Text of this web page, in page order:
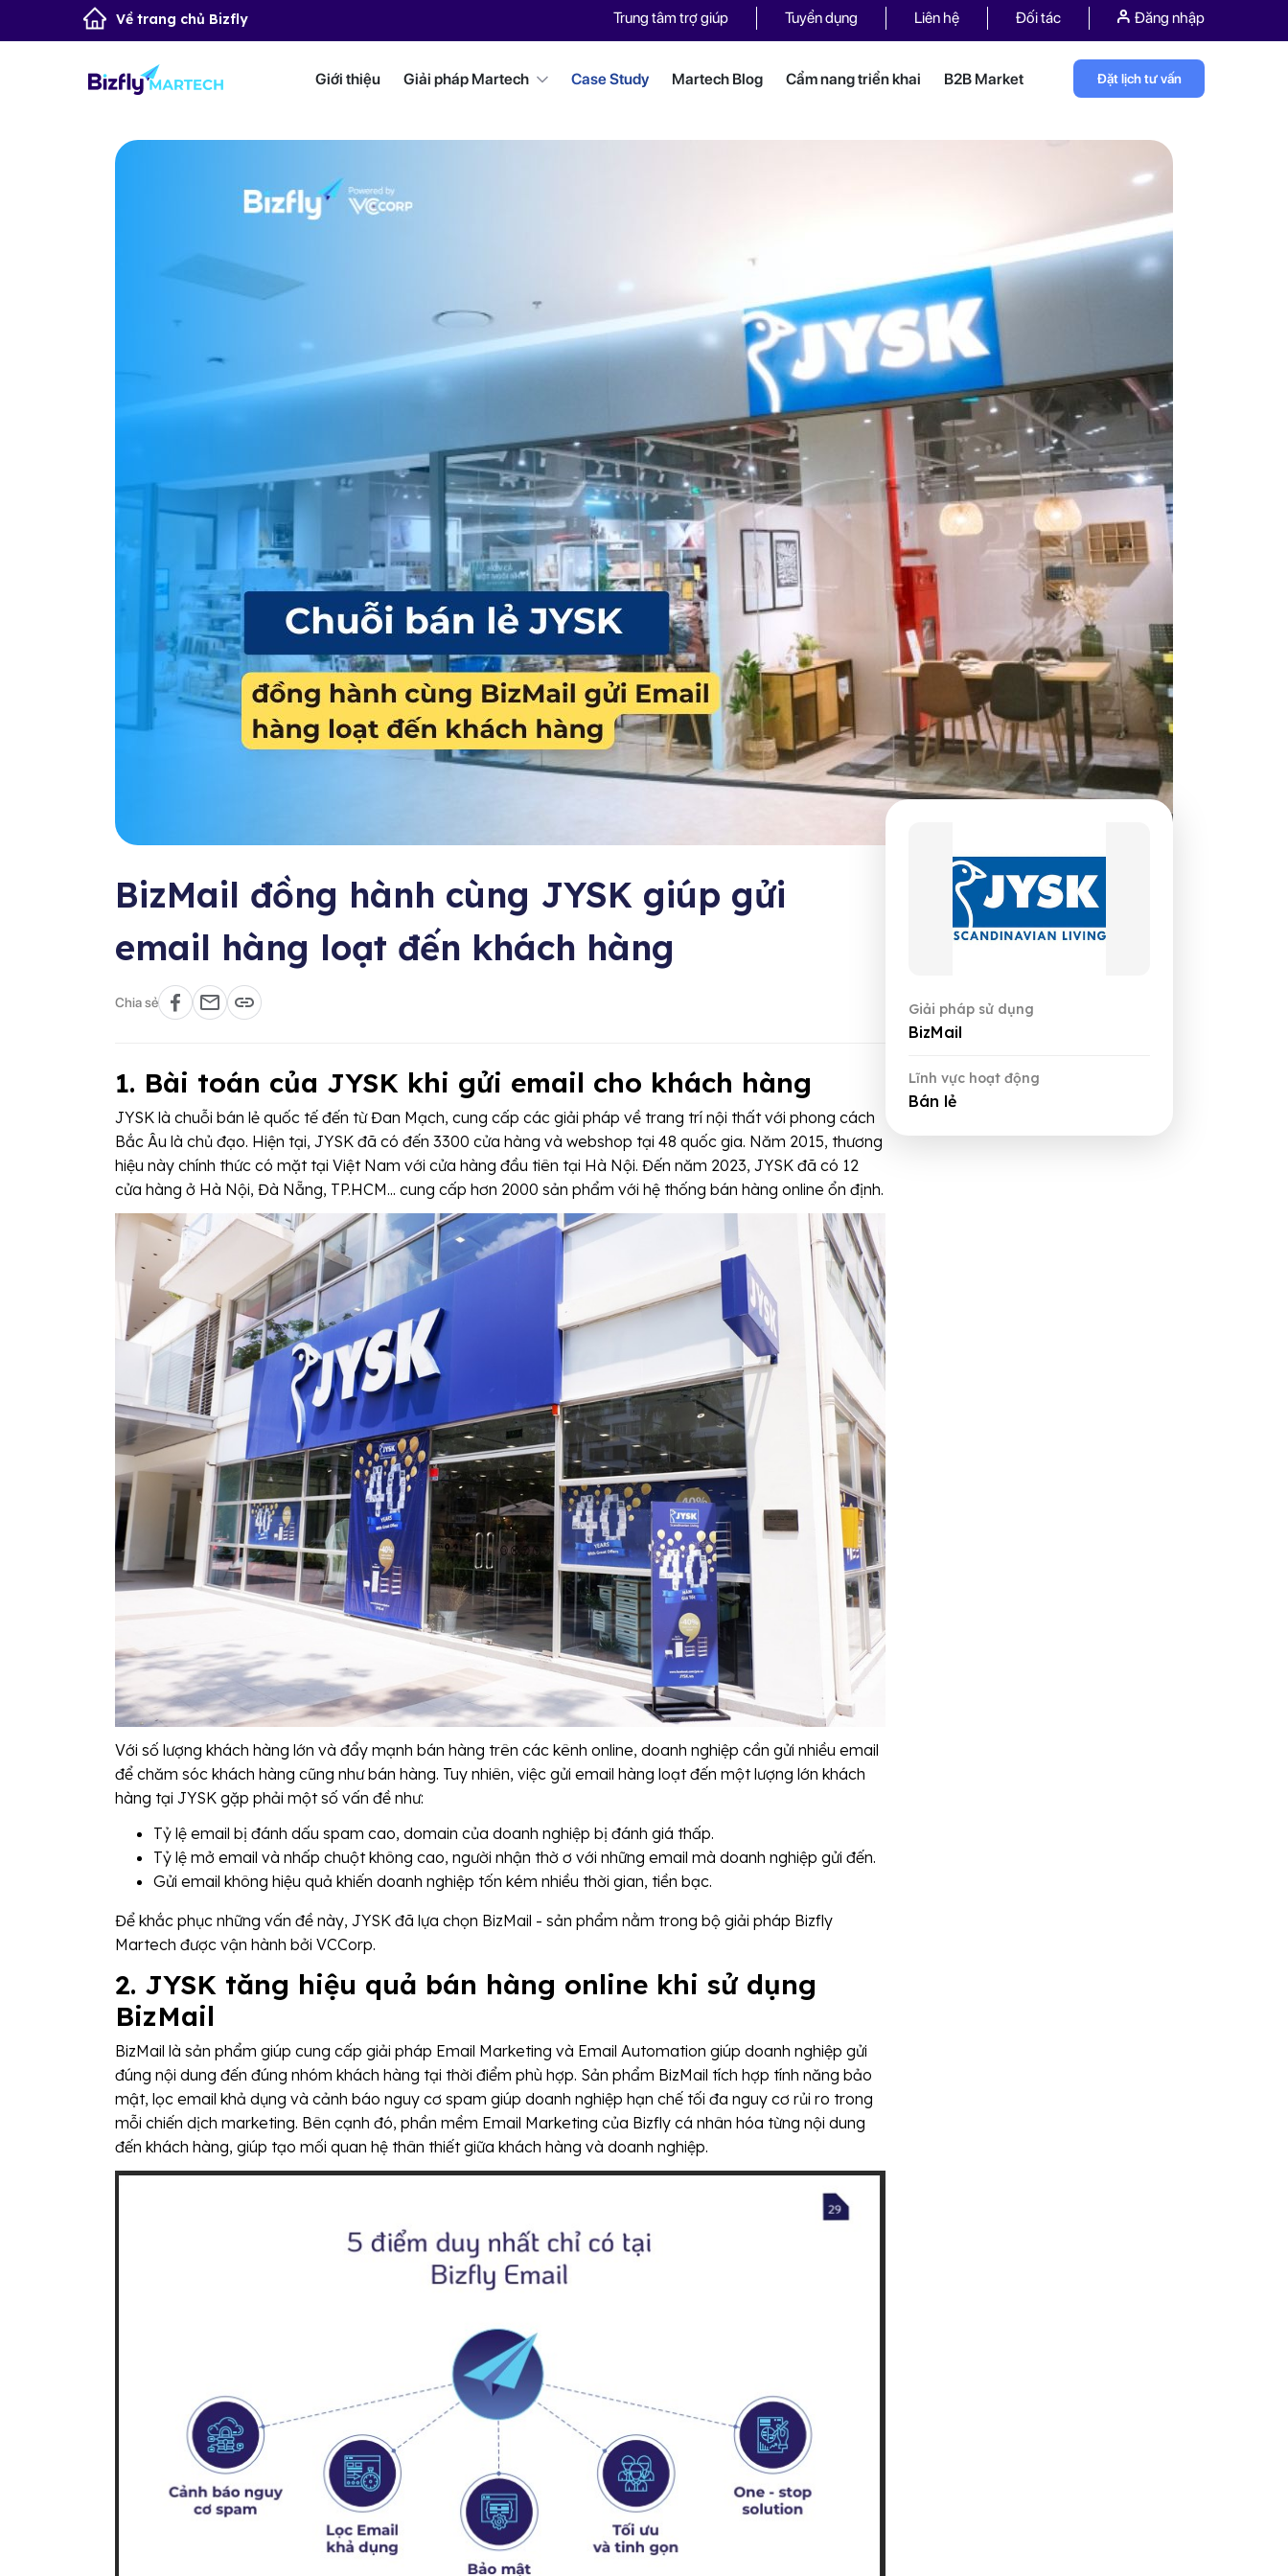
Về trang chủ Bizfly Trung tâm trợ giúp Tuyển dụng Liên hệ Đối tác Đăng nhập
Giới thiệu Giải pháp Martech Case Study Martech Blog Cẩm nang triển khai B2B Market Đặt lịch tư vấn
BizMail đồng hành cùng JYSK giúp gửi
email hàng loạt đến khách hàng
Chia sẻ
1. Bài toán của JYSK khi gửi email cho khách hàng
JYSK là chuỗi bán lẻ quốc tế đến từ Đan Mạch, cung cấp các giải pháp về trang trí nội thất với phong cách
Bắc Âu là chủ đạo. Hiện tại, JYSK đã có đến 3300 cửa hàng và webshop tại 48 quốc gia. Năm 2015, thương
hiệu này chính thức có mặt tại Việt Nam với cửa hàng đầu tiên tại Hà Nội. Đến năm 2023, JYSK đã có 12
cửa hàng ở Hà Nội, Đà Nẵng, TP.HCM... cung cấp hơn 2000 sản phẩm với hệ thống bán hàng online ổn định.
Với số lượng khách hàng lớn và đẩy mạnh bán hàng trên các kênh online, doanh nghiệp cần gửi nhiều email
để chăm sóc khách hàng cũng như bán hàng. Tuy nhiên, việc gửi email hàng loạt đến một lượng lớn khách
hàng tại JYSK gặp phải một số vấn đề như:
Tỷ lệ email bị đánh dấu spam cao, domain của doanh nghiệp bị đánh giá thấp.
Tỷ lệ mở email và nhấp chuột không cao, người nhận thờ ơ với những email mà doanh nghiệp gửi đến.
Gửi email không hiệu quả khiến doanh nghiệp tốn kém nhiều thời gian, tiền bạc.
Để khắc phục những vấn đề này, JYSK đã lựa chọn BizMail - sản phẩm nằm trong bộ giải pháp Bizfly
Martech được vận hành bởi VCCorp.
2. JYSK tăng hiệu quả bán hàng online khi sử dụng
BizMail
BizMail là sản phẩm giúp cung cấp giải pháp Email Marketing và Email Automation giúp doanh nghiệp gửi
đúng nội dung đến đúng nhóm khách hàng tại thời điểm phù hợp. Sản phẩm BizMail tích hợp tính năng bảo
mật, lọc email khả dụng và cảnh báo nguy cơ spam giúp doanh nghiệp hạn chế tối đa nguy cơ rủi ro trong
mỗi chiến dịch marketing. Bên cạnh đó, phần mềm Email Marketing của Bizfly cá nhân hóa từng nội dung
đến khách hàng, giúp tạo mối quan hệ thân thiết giữa khách hàng và doanh nghiệp.
Giải pháp sử dụng
BizMail
Lĩnh vực hoạt động
Bán lẻ